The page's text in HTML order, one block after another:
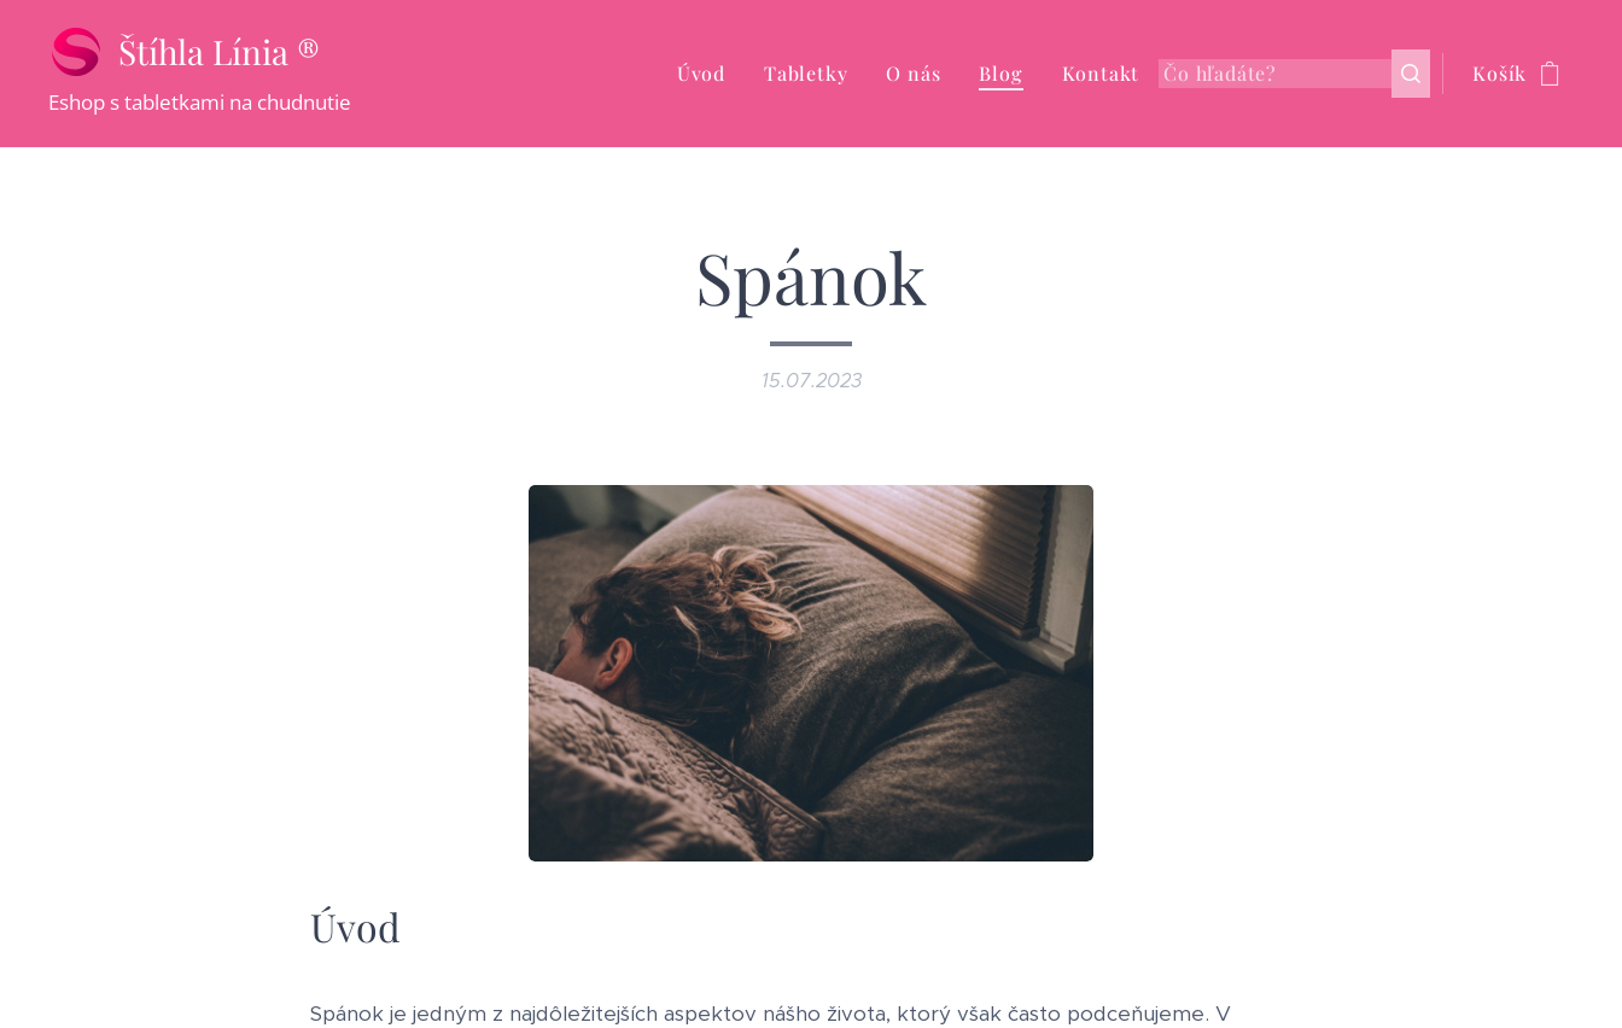
Štíhla Línia ®
Eshop s tabletkami na chudnutie
Úvod Tabletky O nás Blog Kontakt Košík
Spánok
15.07.2023
Úvod
Spánok je jedným z najdôležitejších aspektov nášho života, ktorý však často podceňujeme. V